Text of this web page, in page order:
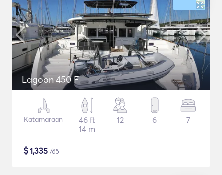
Lagoon 450 F
Katamaraan
46 ft
14 m
12 6 7
$1,335 /öö